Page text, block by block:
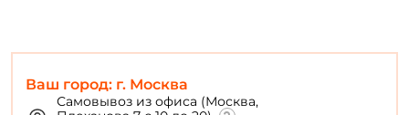
Ваш город: г. Москва
Самовывоз из офиса (Москва,